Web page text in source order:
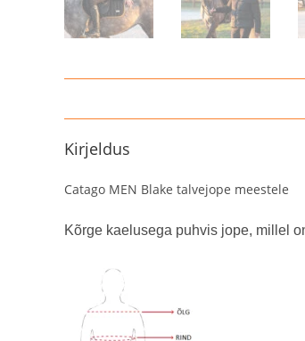
Kirjeldus
Catago MEN Blake talvejope meestele
Kõrge kaelusega puhvis jope, millel